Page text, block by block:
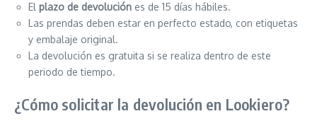
El plazo de devolución es de 15 días hábiles.
Las prendas deben estar en perfecto estado, con etiquetas
y embalaje original.
La devolución es gratuita si se realiza dentro de este
periodo de tiempo.
¿Cómo solicitar la devolución en Lookiero?